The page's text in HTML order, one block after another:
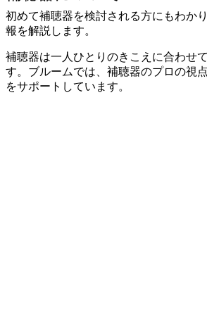
初めて補聴器を検討される方にもわか
報を解説します。
補聴器は一人ひとりのきこえに合わせ
す。ブルームでは、補聴器のプロの視
をサポートしています。